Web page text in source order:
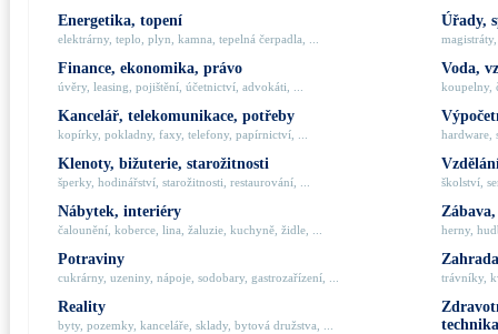
Energetika, topení
elektrárny, teplo, plyn, kamna, tepelná čerpadla, ...
Finance, ekonomika, právo
úvěry, leasing, pojištění, účetnictví, advokáti, ...
Kancelář, telekomunikace, potřeby
kopírky, pokladny, faxy, telefony, papírnictví, ...
Klenoty, bižuterie, starožitnosti
šperky, hodinářství, starožitnosti, restaurování, ...
Nábytek, interiéry
čalounění, koberce, lina, žaluzie, kuchyně, židle, ...
Potraviny
cukrárny, uzeniny, nápoje, sodobary, gastrozařízení, ...
Reality
byty, pozemky, kanceláře, sklady, bytová družstva, ...
Úřady,
Voda,
koupelny,
hardware,
školství,
herny,
trávníky,
technika